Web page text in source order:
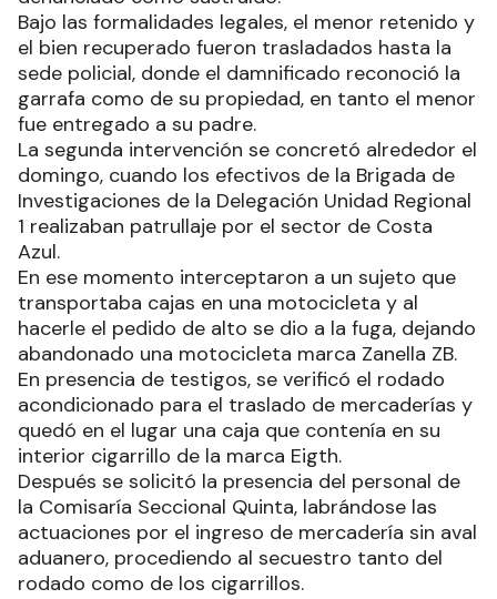
Bajo las formalidades legales, el menor retenido y
el bien recuperado fueron trasladados hasta la
sede policial, donde el damnificado reconoció la
garrafa como de su propiedad, en tanto el menor
fue entregado a su padre.
La segunda intervención se concretó alrededor el
domingo, cuando los efectivos de la Brigada de
Investigaciones de la Delegación Unidad Regional
1 realizaban patrullaje por el sector de Costa
Azul.
En ese momento interceptaron a un sujeto que
transportaba cajas en una motocicleta y al
hacerle el pedido de alto se dio a la fuga, dejando
abandonado una motocicleta marca Zanella ZB.
En presencia de testigos, se verificó el rodado
acondicionado para el traslado de mercaderías y
quedó en el lugar una caja que contenía en su
interior cigarrillo de la marca Eigth.
Después se solicitó la presencia del personal de
la Comisaría Seccional Quinta, labrándose las
actuaciones por el ingreso de mercadería sin aval
aduanero, procediendo al secuestro tanto del
rodado como de los cigarrillos.